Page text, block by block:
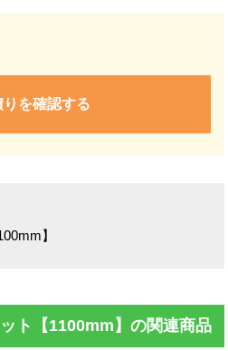
りを確認する
】
ト【1100mm】の関連商品